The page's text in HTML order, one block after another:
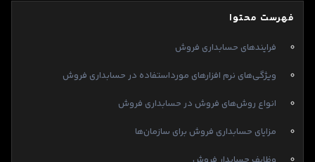
فهرست محتوا
فرایندهای حسابداری فروش
ویژگی‌های نرم افزارهای مورداستفاده در حسابداری فروش
انواع روش‌های فروش در حسابداری فروش
مزایای حسابداری فروش برای سازمان‌ها